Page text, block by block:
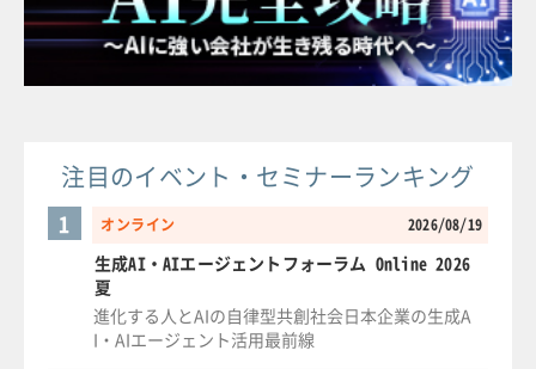
注目のイベント・セミナーランキング
オンライン 2026/08/19
1
生成AI・AIエージェントフォーラム Online 2026
夏
進化する人とAIの自律型共創社会日本企業の生成A
I・AIエージェント活用最前線